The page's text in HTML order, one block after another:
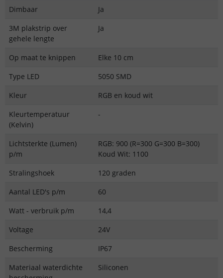
Dimbaar
Ja
3M plakstrip over
gehele lengte
Ja
Op maat te knippen
Elke 10 cm
Type LED
5050 SMD
Kleur
RGB en koud wit
Kleurtemperatuur
(Kelvin)
-
Lichtsterkte (Lumen)
p/m
RGB: 900 (R=300 G=300 B=300)
Koud Wit: 1100
Stralingshoek
120 graden
Aantal LED's p/m
60
Watt - verbruik p/m
14,4
Voltage
24V
Bescherming
IP67
Materiaal waterdichte
Siliconen